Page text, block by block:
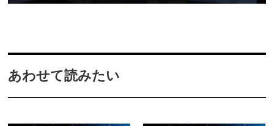
あわせて読みたい